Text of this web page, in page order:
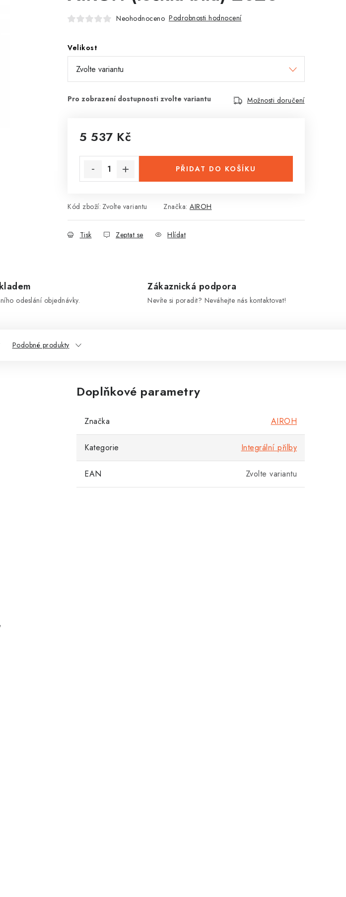
Neohodnoceno Podrobnosti hodnocení
Velikost
Možnosti doručení
5 537 Kč
PŘIDAT DO KOŠÍKU
Kód zboží: Zvolte variantu Značka: AIROH
Tisk Zeptat se Hlídat
odeslání objednávky.
Zákaznická podpora
Nevíte si poradit? Neváhejte nás kontaktovat!
Podobné produkty
Doplňkové parametry
Značka AIROH
Kategorie Integrální přilby
EAN Zvolte variantu